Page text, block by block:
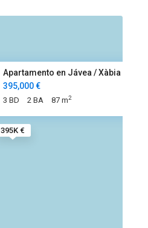
395K €
Apartamento en Jávea / Xàbia c
395,000 €
3 BD 2 BA 87 m2